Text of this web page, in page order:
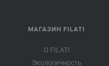
МАГАЗИН FILATI
О FILATI
Экологичность